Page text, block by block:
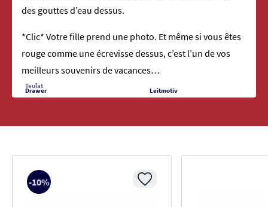
des gouttes d’eau dessus.
*Clic* Votre fille prend une photo. Et même si vous êtes
rouge comme une écrevisse dessus, c’est l’un de vos
meilleurs souvenirs de vacances…
Teulat
Drawer Leitmotiv
-10%